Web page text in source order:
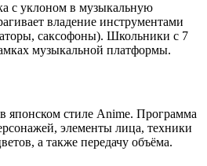
с уклоном в музыкальную
владение инструментами
саксофоны). Школьники с 7
музыкальной платформы.
японском стиле Anime. Программа
элементы лица, техники
а также передачу объёма.